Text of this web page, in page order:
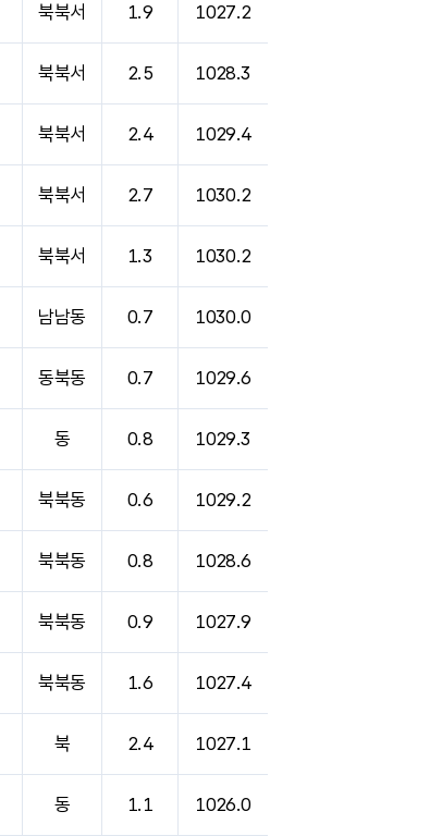
북북서 1.9 1027.2
북북서 2.5 1028.3
북북서 2.4 1029.4
북북서 2.7 1030.2
북북서 1.3 1030.2
남남동 0.7 1030.0
동북동 0.7 1029.6
동 0.8 1029.3
북북동 0.6 1029.2
북북동 0.8 1028.6
북북동 0.9 1027.9
북북동 1.6 1027.4
북 2.4 1027.1
동 1.1 1026.0